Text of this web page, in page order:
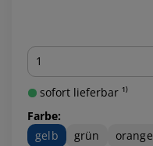
Menge
sofort lieferbar ¹⁾
Farbe:
gelb
grün orange